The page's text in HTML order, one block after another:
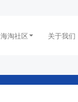
海淘社区 关于我们